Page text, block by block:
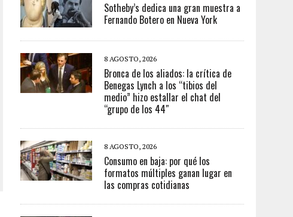
Sotheby’s dedica una gran muestra a
Fernando Botero en Nueva York
8 AGOSTO, 2026
Bronca de los aliados: la crítica de
Benegas Lynch a los “tibios del
medio” hizo estallar el chat del
“grupo de los 44″
8 AGOSTO, 2026
Consumo en baja: por qué los
formatos múltiples ganan lugar en
las compras cotidianas